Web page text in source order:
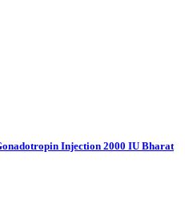
Injection 2000 IU Bharat